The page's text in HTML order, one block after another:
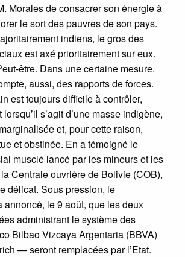
Morales de consacrer son énergie à
le sort des pauvres de son pays.
indiens, le gros des
est axé prioritairement sur eux.
être. Dans une certaine mesure.
aussi, des rapports de forces.
est toujours difficile à contrôler,
s’agit d’une masse indigène,
et, pour cette raison,
et obstinée. En a témoigné le
musclé lancé par les mineurs et les
Centrale ouvrière de Bolivie (COB),
délicat. Sous pression, le
annoncé, le 9 août, que les deux
administrant le système des
Bilbao Vizcaya Argentaria (BBVA)
— seront remplacées par l’Etat.